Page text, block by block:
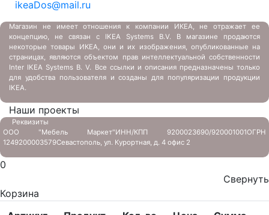
ikeaDos@mail.ru
Магазин не имеет отношения к компании ИКЕА, не отражает ее
концепцию, не связан с IKEA Systems B.V. В магазине продаются
некоторые товары ИКЕА, они и их изображения, опубликованные на
страницах, являются объектом прав интеллектуальной собственности
Inter IKEA Systems B. V. Все ссылки и описания предназначены только
для удобства пользователя и созданы для популяризации продукции
IKEA.
Наши проекты
Реквизиты
ООО "Мебель Маркет"ИНН/КПП 9200023690/920001001ОГРН
1249200003579Севастополь, ул. Курортная, д. 4 офис 2
0
Свернуть
Корзина